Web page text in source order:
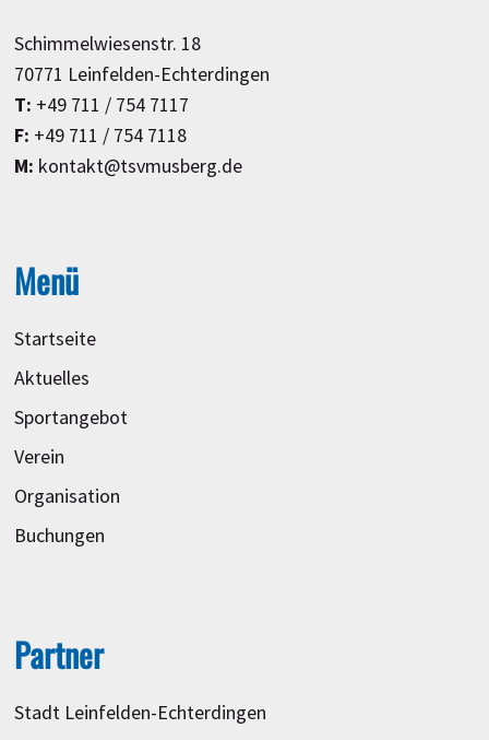
Schimmelwiesenstr. 18
70771 Leinfelden-Echterdingen
T: +49 711 / 754 7117
F: +49 711 / 754 7118
M: kontakt@tsvmusberg.de
Menü
Startseite
Aktuelles
Sportangebot
Verein
Organisation
Buchungen
Partner
Stadt Leinfelden-Echterdingen